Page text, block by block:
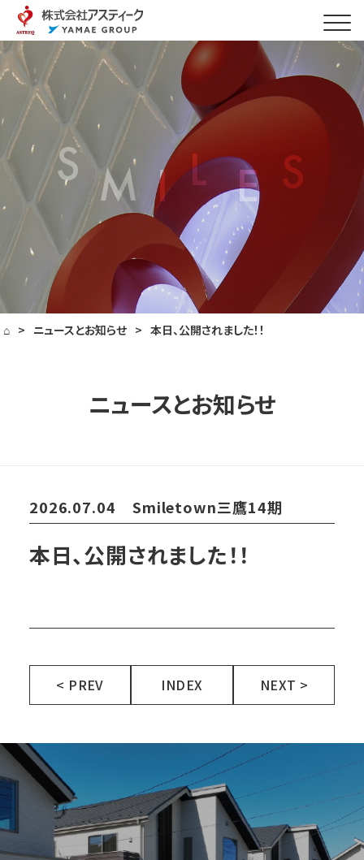
⌂ > ニュースとお知らせ > 本日、公開されました！！
ニュースとお知らせ
2026.07.04 Smiletown三鷹14期
本日、公開されました！！
< PREV INDEX NEXT >